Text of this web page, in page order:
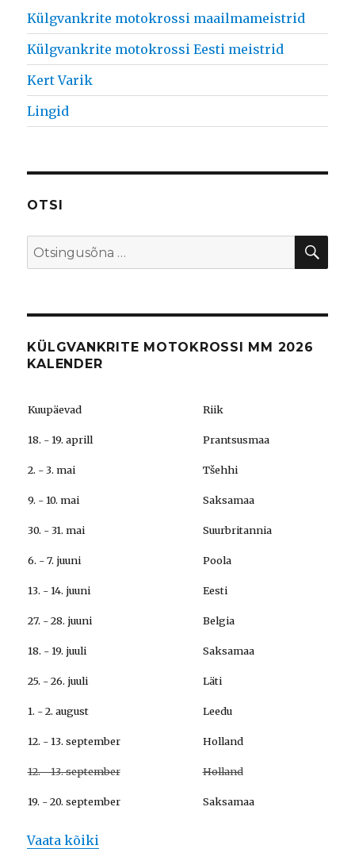
Külgvankrite motokrossi maailmameistrid
Külgvankrite motokrossi Eesti meistrid
Kert Varik
Lingid
OTSI
Search
for:
KÜLGVANKRITE MOTOKROSSI MM 2026
KALENDER
Kuupäevad Riik
18. - 19. aprill Prantsusmaa
2. - 3. mai Tšehhi
9. - 10. mai Saksamaa
30. - 31. mai Suurbritannia
6. - 7. juuni Poola
13. - 14. juuni Eesti
27. - 28. juuni Belgia
18. - 19. juuli Saksamaa
25. - 26. juuli Läti
1. - 2. august Leedu
12. - 13. september Holland
12. - 13. september Holland
19. - 20. september Saksamaa
Vaata kõiki